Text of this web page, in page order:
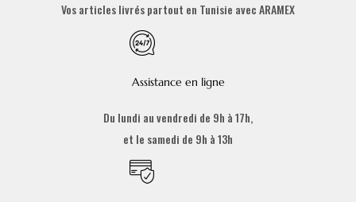
Vos articles livrés partout en Tunisie avec ARAMEX
Assistance en ligne
Du lundi au vendredi de 9h à 17h,
et le samedi de 9h à 13h